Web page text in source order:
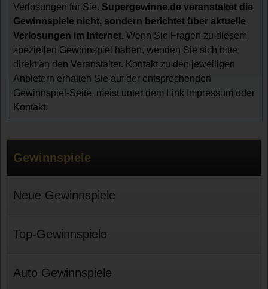
Verlosungen für Sie. Supergewinne.de veranstaltet die
Gewinnspiele nicht, sondern berichtet über aktuelle
Verlosungen im Internet. Wenn Sie Fragen zu diesem
speziellen Gewinnspiel haben, wenden Sie sich bitte
direkt an den Veranstalter. Kontakt zu den jeweiligen
Anbietern erhalten Sie auf der entsprechenden
Gewinnspiel-Seite, meist unter dem Link Impressum oder
Kontakt.
Gewinnspiele
Neue Gewinnspiele
Top-Gewinnspiele
Auto Gewinnspiele